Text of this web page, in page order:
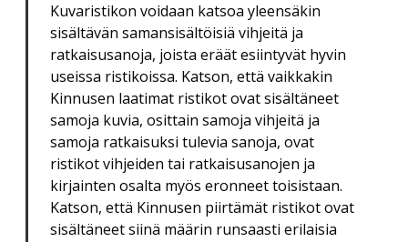
Kuvaristikon voidaan katsoa yleensäkin
sisältävän samansisältöisiä vihjeitä ja
ratkaisusanoja, joista eräät esiintyvät hyvin
useissa ristikoissa. Katson, että vaikkakin
Kinnusen laatimat ristikot ovat sisältäneet
samoja kuvia, osittain samoja vihjeitä ja
samoja ratkaisuksi tulevia sanoja, ovat
ristikot vihjeiden tai ratkaisusanojen ja
kirjainten osalta myös eronneet toisistaan.
Katson, että Kinnusen piirtämät ristikot ovat
sisältäneet siinä määrin runsaasti erilaisia